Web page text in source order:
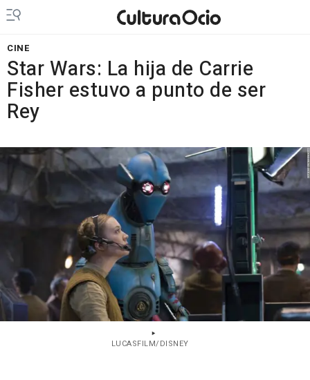
CINE
Star Wars: La hija de Carrie
Fisher estuvo a punto de ser
Rey
LUCASFILM/DISNEY